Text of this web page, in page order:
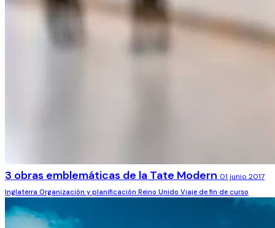
3 obras emblemáticas de la Tate Modern 01 junio 2017
Inglaterra Organización y planificación Reino Unido Viaje de fin de curso